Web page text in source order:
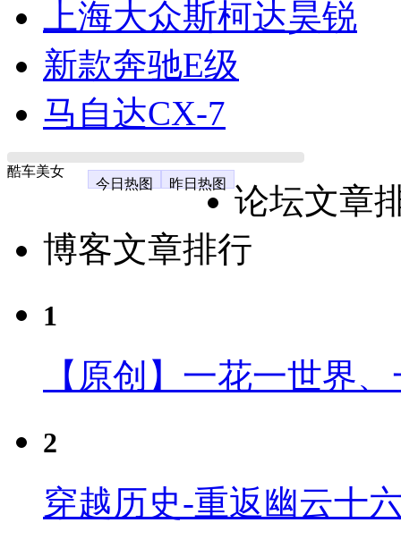
上海大众斯柯达昊锐
新款奔驰E级
马自达CX-7
酷车美女
今日热图
昨日热图
论坛文章
博客文章排行
1
【原创】一花一世界
2
穿越历史-重返幽云十